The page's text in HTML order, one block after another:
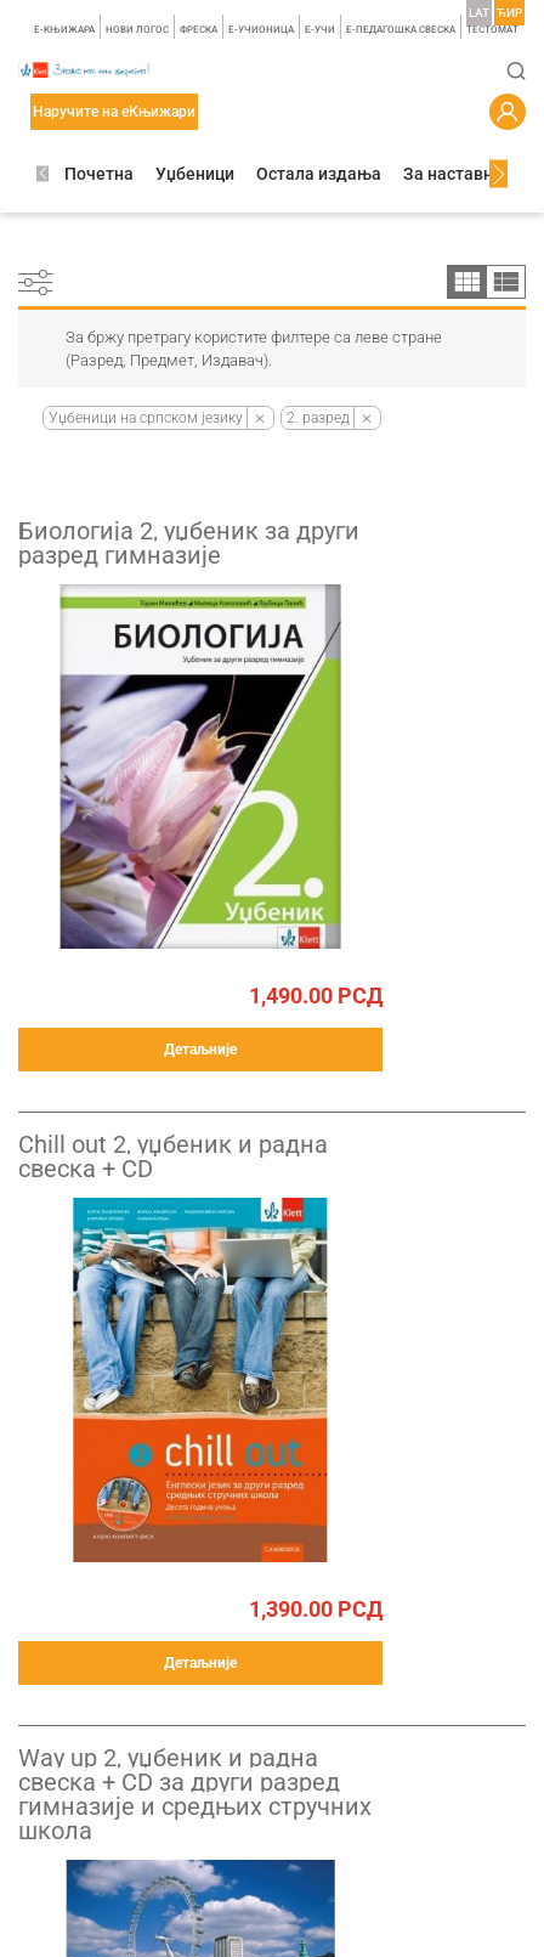
E-КЊИЖАРА НОВИ ЛОГОС ФРЕСКА E-УЧИОНИЦА E-УЧИ Е-ПЕДАГОШКА СВЕСКА TЕСТОМАТ
LAT ЋИР
Наручите на еКњижари
Почетна Уџбеници Остала издања За наставнике
За бржу претрагу користите филтере са леве стране
(Разред, Предмет, Издавач).
Уџбеници на српском језику 2. разред
Биологија 2, уџбеник за други
разред гимназије
1,490.00 РСД
Детаљније
Chill out 2, уџбеник и радна
свеска + CD
1,390.00 РСД
Детаљније
Way up 2, уџбеник и радна
свеска + CD за други разред
гимназије и средњих стручних
школа